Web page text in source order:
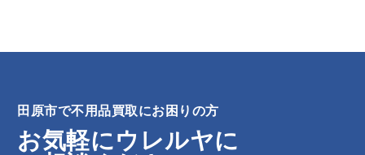
田原市で不用品買取にお困りの方
お気軽にウレルヤに